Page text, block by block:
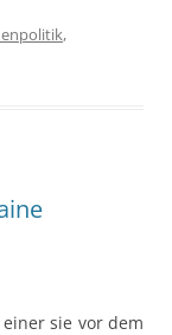
,
sie vor dem